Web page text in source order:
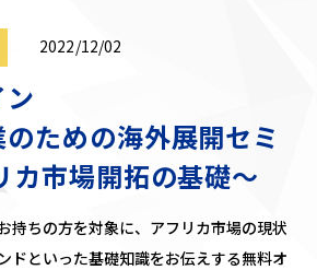
2022/12/02
ための海外展開セミ
カ市場開拓の基礎～
持ちの方を対象に、アフリカ市場の現状
ドといった基礎知識をお伝えする無料オ